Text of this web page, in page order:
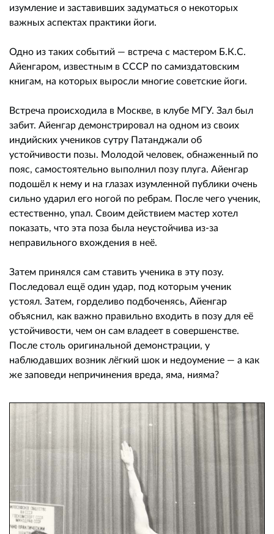
изумление и заставивших задуматься о некоторых
важных аспектах практики йоги.
Одно из таких событий — встреча с мастером Б.К.С.
Айенгаром, известным в СССР по самиздатовским
книгам, на которых выросли многие советские йоги.
Встреча происходила в Москве, в клубе МГУ. Зал был
забит. Айенгар демонстрировал на одном из своих
индийских учеников сутру Патанджали об
устойчивости позы. Молодой человек, обнаженный по
пояс, самостоятельно выполнил позу плуга. Айенгар
подошёл к нему и на глазах изумленной публики очень
сильно ударил его ногой по ребрам. После чего ученик,
естественно, упал. Своим действием мастер хотел
показать, что эта поза была неустойчива из-за
неправильного вхождения в неё.
Затем принялся сам ставить ученика в эту позу.
Последовал ещё один удар, под которым ученик
устоял. Затем, горделиво подбоченясь, Айенгар
объяснил, как важно правильно входить в позу для её
устойчивости, чем он сам владеет в совершенстве.
После столь оригинальной демонстрации, у
наблюдавших возник лёгкий шок и недоумение — а как
же заповеди непричинения вреда, яма, нияма?